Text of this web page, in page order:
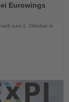
Eurowings
zum 1. Oktober in